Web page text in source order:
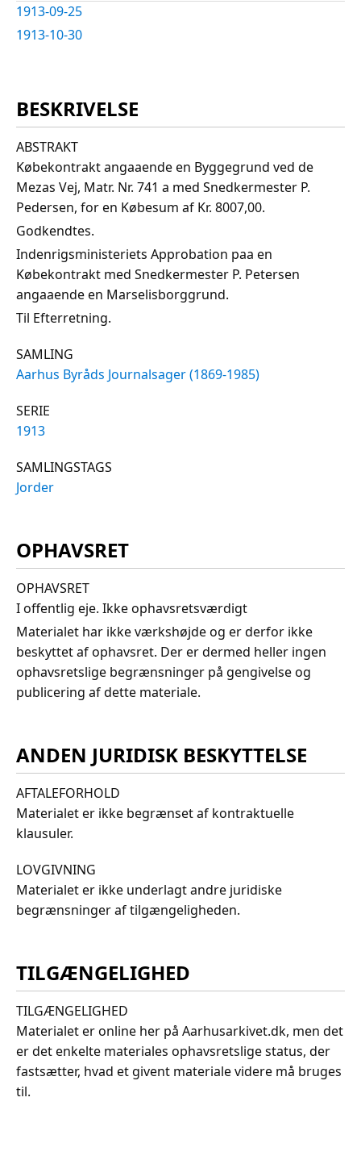
1913-09-25
1913-10-30
BESKRIVELSE
ABSTRAKT
Købekontrakt angaaende en Byggegrund ved de
Mezas Vej, Matr. Nr. 741 a med Snedkermester P.
Pedersen, for en Købesum af Kr. 8007,00.
Godkendtes.
Indenrigsministeriets Approbation paa en
Købekontrakt med Snedkermester P. Petersen
angaaende en Marselisborggrund.
Til Efterretning.
SAMLING
Aarhus Byråds Journalsager (1869-1985)
SERIE
1913
SAMLINGSTAGS
Jorder
OPHAVSRET
OPHAVSRET
I offentlig eje. Ikke ophavsretsværdigt
Materialet har ikke værkshøjde og er derfor ikke
beskyttet af ophavsret. Der er dermed heller ingen
ophavsretslige begrænsninger på gengivelse og
publicering af dette materiale.
ANDEN JURIDISK BESKYTTELSE
AFTALEFORHOLD
Materialet er ikke begrænset af kontraktuelle
klausuler.
LOVGIVNING
Materialet er ikke underlagt andre juridiske
begrænsninger af tilgængeligheden.
TILGÆNGELIGHED
TILGÆNGELIGHED
Materialet er online her på Aarhusarkivet.dk, men det
er det enkelte materiales ophavsretslige status, der
fastsætter, hvad et givent materiale videre må bruges
til.